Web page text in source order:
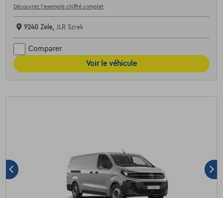
Découvrez l’exemple chiffré complet
9240 Zele, JLR Szrek
Comparer
Voir le véhicule